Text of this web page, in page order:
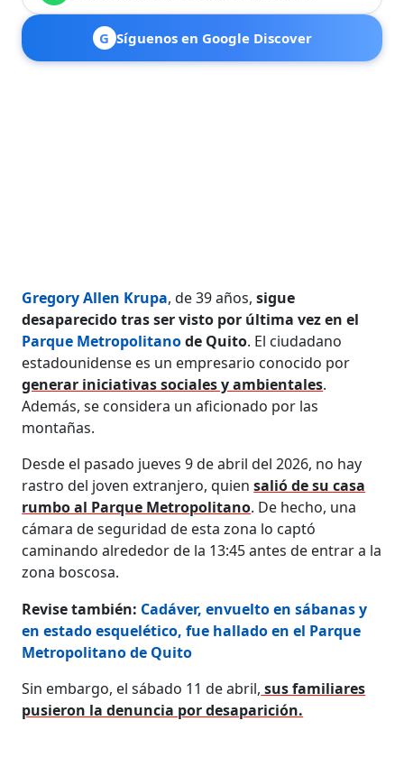
G Síguenos en Google Discover
Gregory Allen Krupa, de 39 años,sigue
desaparecido tras ser visto por última vez en el
Parque Metropolitanode Quito. El ciudadano
estadounidense es un empresario conocido por
generar iniciativas sociales y ambientales.
Además, se considera un aficionado por las
montañas.
Desde el pasado jueves 9 de abril del 2026, no hay
rastro del joven extranjero, quiensalió de su casa
rumbo al Parque Metropolitano. De hecho, una
cámara de seguridad de esta zona lo captó
caminando alrededor de la 13:45 antes de entrar a la
zona boscosa.
Revise también: Cadáver, envuelto en sábanas y
en estado esquelético, fue hallado en el Parque
Metropolitano de Quito
Sin embargo, el sábado 11 de abril, sus familiares
pusieron la denuncia por desaparición.